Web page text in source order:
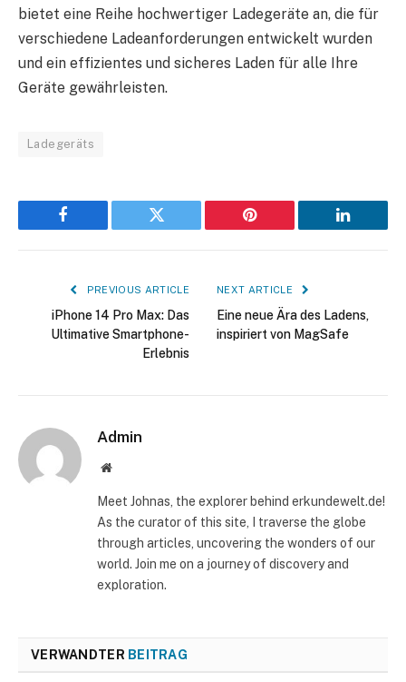
bietet eine Reihe hochwertiger Ladegeräte an, die für
verschiedene Ladeanforderungen entwickelt wurden
und ein effizientes und sicheres Laden für alle Ihre
Geräte gewährleisten.
Ladegeräts
Facebook Twitter Pinterest LinkedIn
PREVIOUS ARTICLE
iPhone 14 Pro Max: Das
Ultimative Smartphone-
Erlebnis
NEXT ARTICLE
Eine neue Ära des Ladens,
inspiriert von MagSafe
Admin
Website
Meet Johnas, the explorer behind erkundewelt.de!
As the curator of this site, I traverse the globe
through articles, uncovering the wonders of our
world. Join me on a journey of discovery and
exploration.
VERWANDTER BEITRAG